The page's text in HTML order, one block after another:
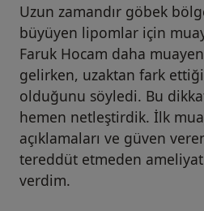
Uzun zamandır göbek
büyüyen lipomlar için
Faruk Hocam daha
gelirken, uzaktan fark ettiği
olduğunu söyledi. Bu
hemen netleştirdik. İlk
açıklamaları ve güven
tereddüt etmeden
verdim.